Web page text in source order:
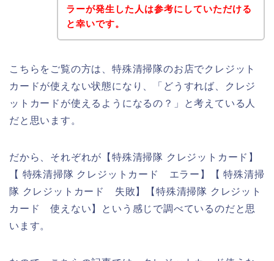
ラーが発生した人は参考にしていただける
と幸いです。
こちらをご覧の方は、特殊清掃隊のお店でクレジット
カードが使えない状態になり、「どうすれば、クレジ
ットカードが使えるようになるの？」と考えている人
だと思います。
だから、それぞれが【特殊清掃隊 クレジットカード】
【 特殊清掃隊 クレジットカード エラー】【 特殊清掃
隊 クレジットカード 失敗】【特殊清掃隊 クレジット
カード 使えない】という感じで調べているのだと思
います。